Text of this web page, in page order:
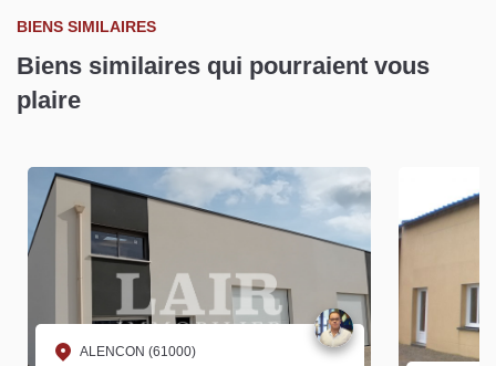
BIENS SIMILAIRES
Biens similaires qui pourraient vous
plaire
ALENCON (61000)